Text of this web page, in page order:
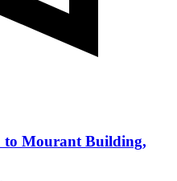
Mourant Building,